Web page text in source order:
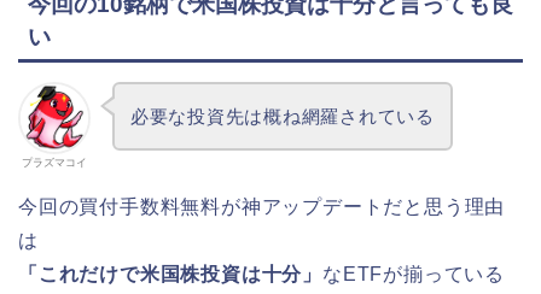
い
プラズマコイ
必要な投資先は概ね網羅されている
今回の買付手数料無料が神アップデートだと思う理由
は
「これだけで米国株投資は十分」 なETFが揃っている